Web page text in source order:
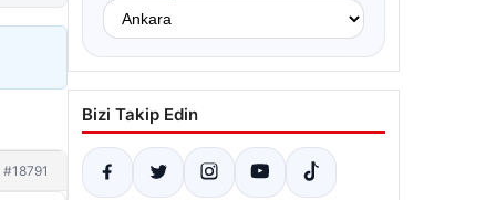
#18791
Bizi Takip Edin